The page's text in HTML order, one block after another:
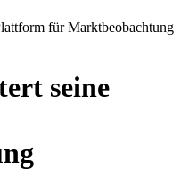
für Marktbeobachtung
seine